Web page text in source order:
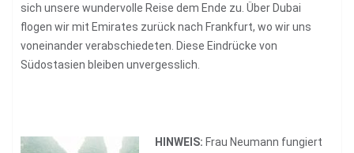
sich unsere wundervolle Reise dem Ende zu. Über Dubai
flogen wir mit Emirates zurück nach Frankfurt, wo wir uns
voneinander verabschiedeten. Diese Eindrücke von
Südostasien bleiben unvergesslich.
HINWEIS: Frau Neumann fungiert